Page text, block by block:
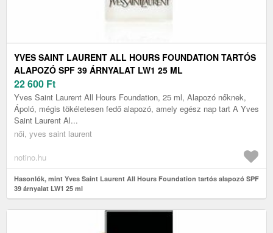
YVES SAINT LAURENT ALL HOURS FOUNDATION TARTÓS
ALAPOZÓ SPF 39 ÁRNYALAT LW1 25 ML
22 600 Ft
Yves Saint Laurent All Hours Foundation, 25 ml, Alapozó nőknek,
Ápoló, mégis tökéletesen fedő alapozó, amely egész nap tart A Yves
Saint Laurent Al...
női, yves saint laurent
notino.hu
Hasonlók, mint Yves Saint Laurent All Hours Foundation tartós alapozó SPF
39 árnyalat LW1 25 ml